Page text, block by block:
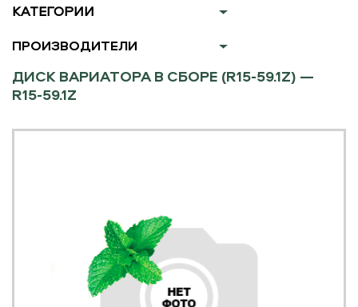
КАТЕГОРИИ
ПРОИЗВОДИТЕЛИ
ДИСК ВАРИАТОРА В СБОРЕ (R15-59.1Z) —
R15-59.1Z